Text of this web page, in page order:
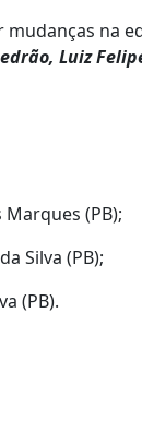
na
Luiz
(PB);
Silva (PB);
(PB).